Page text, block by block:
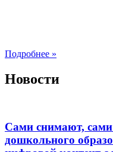
Подробнее »
Новости
Сами снимают,
дошкольного